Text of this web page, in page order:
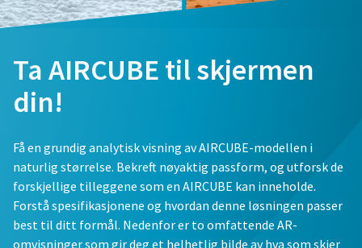
Ta AIRCUBE til skjermen
din!
Få en grundig analytisk visning av AIRCUBE-modellen i
naturlig størrelse. Bekreft nøyaktig passform, og utforsk de
forskjellige tilleggene som en AIRCUBE kan inneholde.
Forstå spesifikasjonene og hvordan denne løsningen passer
best til ditt formål. Nedenfor er to omfattende AR-
omvisninger som gir deg et helhetlig bilde av hva som skjer